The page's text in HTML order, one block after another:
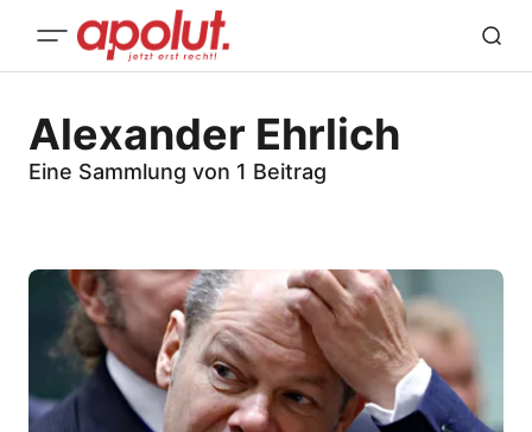
Alexander Ehrlich
Eine Sammlung von 1 Beitrag